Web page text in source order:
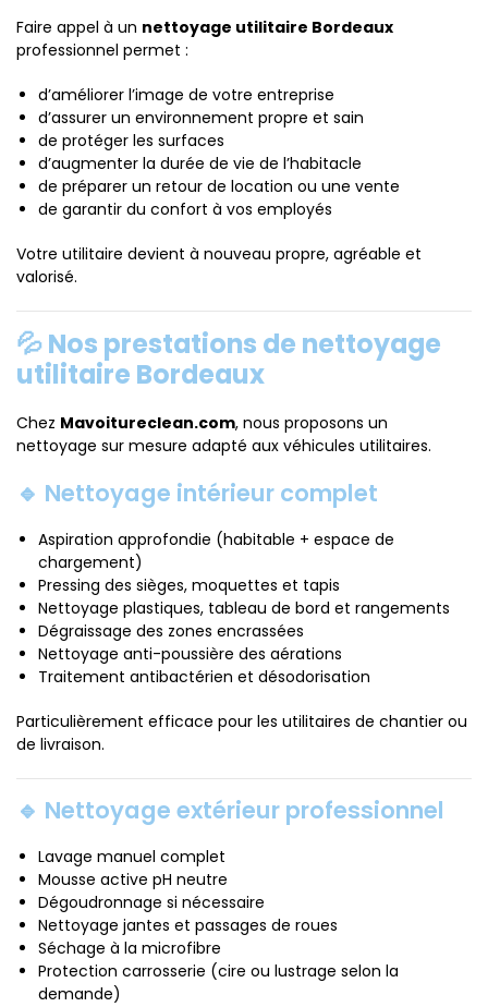
Faire appel à un nettoyage utilitaire Bordeaux
professionnel permet :
d’améliorer l’image de votre entreprise
d’assurer un environnement propre et sain
de protéger les surfaces
d’augmenter la durée de vie de l’habitacle
de préparer un retour de location ou une vente
de garantir du confort à vos employés
Votre utilitaire devient à nouveau propre, agréable et
valorisé.
💦 Nos prestations de nettoyage
utilitaire Bordeaux
Chez Mavoitureclean.com, nous proposons un
nettoyage sur mesure adapté aux véhicules utilitaires.
🔹 Nettoyage intérieur complet
Aspiration approfondie (habitable + espace de
chargement)
Pressing des sièges, moquettes et tapis
Nettoyage plastiques, tableau de bord et rangements
Dégraissage des zones encrassées
Nettoyage anti-poussière des aérations
Traitement antibactérien et désodorisation
Particulièrement efficace pour les utilitaires de chantier ou
de livraison.
🔹 Nettoyage extérieur professionnel
Lavage manuel complet
Mousse active pH neutre
Dégoudronnage si nécessaire
Nettoyage jantes et passages de roues
Séchage à la microfibre
Protection carrosserie (cire ou lustrage selon la
demande)